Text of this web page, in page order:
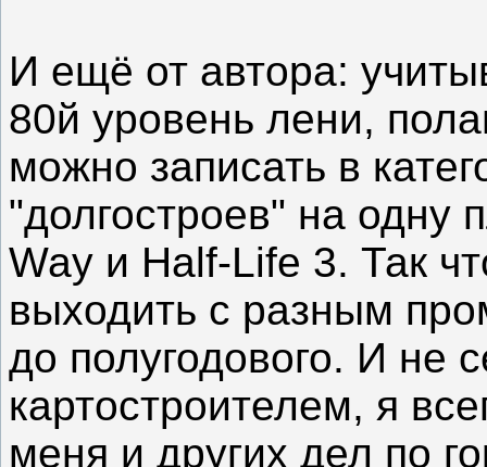
И ещё от автора:
80й уровень лени,
можно записать в
"долгостроев" на одну
Way и Half-Life 3. Так
выходить с разным
до полугодового. И не
картостроителем, я
меня и других дел по